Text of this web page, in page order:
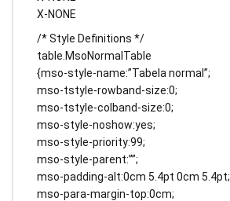
X-NONE
/* Style Definitions */
table.MsoNormalTable
{mso-style-name:”Tabela normal”;
mso-tstyle-rowband-size:0;
mso-tstyle-colband-size:0;
mso-style-noshow:yes;
mso-style-priority:99;
mso-style-parent:””;
mso-padding-alt:0cm 5.4pt 0cm 5.4pt;
mso-para-margin-top:0cm;